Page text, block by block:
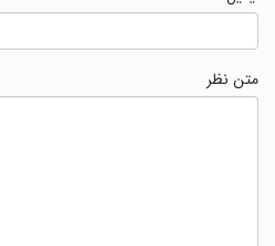
متن نظر